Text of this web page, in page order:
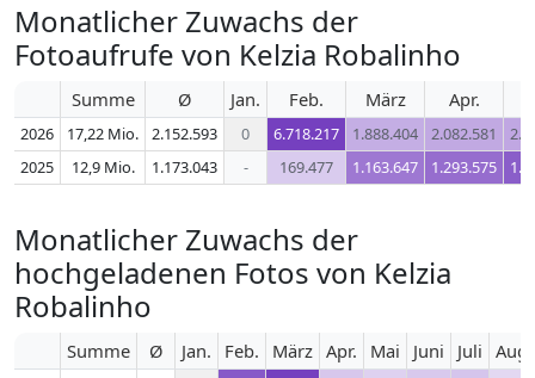
Monatlicher Zuwachs der
Fotoaufrufe von Kelzia Robalinho
Summe Ø Jan. Feb. März Apr.
2026 17,22 Mio. 2.152.593 0 6.718.217 1.888.404 2.082.581
2025
12,9 Mio. 1.173.043 - 169.477 1.163.647 1.293.575
Monatlicher Zuwachs der
hochgeladenen Fotos von Kelzia
Robalinho
Summe Ø Jan. Feb. März Apr. Mai Juni Juli Aug.